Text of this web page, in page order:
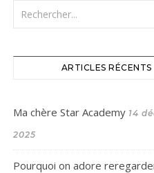
ARTICLES RÉCENTS
Ma chère Star Academy 14
2025
Pourquoi on adore